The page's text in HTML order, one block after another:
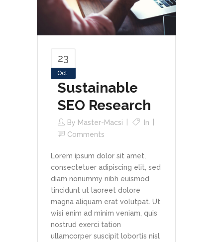
23
Oct
Sustainable
SEO Research
By Master-Macsi
In
Comments
Lorem ipsum dolor sit amet,
consectetuer adipiscing elit, sed
diam nonummy nibh euismod
tincidunt ut laoreet dolore
magna aliquam erat volutpat. Ut
wisi enim ad minim veniam, quis
nostrud exerci tation
ullamcorper suscipit lobortis nisl